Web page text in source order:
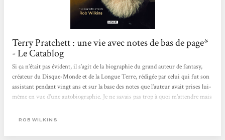
Terry Pratchett : une vie avec notes de bas de page*
- Le Catablog
Si ça n’était pas évident, il s’agit de la biographie du grand auteur de fantasy,
créateur du Disque-Monde et de la Longue Terre, rédigée par celui qui fut son
assistant pendant vingt ans et sur la base des notes que l’auteur avait prises lui-
même en vue d’une autobiographie. Je ne savais pas trop à quoi m’attendre mais
pas à autant d’éclats de rire. Ce livre fait rire, mais avec l’humour froid, sec et
ROB WILKINS